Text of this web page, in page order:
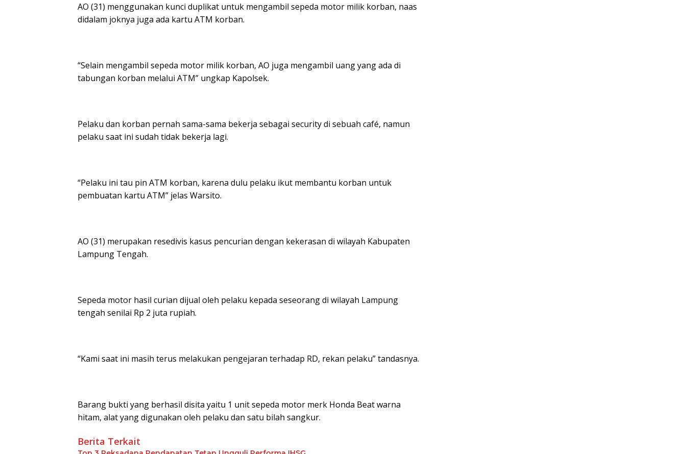
AO (31) menggunakan kunci duplikat untuk mengambil sepeda motor milik korban, naas
didalam joknya juga ada kartu ATM korban.
“Selain mengambil sepeda motor milik korban, AO juga mengambil uang yang ada di
tabungan korban melalui ATM” ungkap Kapolsek.
Pelaku dan korban pernah sama-sama bekerja sebagai security di sebuah café, namun
pelaku saat ini sudah tidak bekerja lagi.
“Pelaku ini tau pin ATM korban, karena dulu pelaku ikut membantu korban untuk
pembuatan kartu ATM” jelas Warsito.
AO (31) merupakan resedivis kasus pencurian dengan kekerasan di wilayah Kabupaten
Lampung Tengah.
Sepeda motor hasil curian dijual oleh pelaku kepada seseorang di wilayah Lampung
tengah senilai Rp 2 juta rupiah.
“Kami saat ini masih terus melakukan pengejaran terhadap RD, rekan pelaku” tandasnya.
Barang bukti yang berhasil disita yaitu 1 unit sepeda motor merk Honda Beat warna
hitam, alat yang digunakan oleh pelaku dan satu bilah sangkur.
Berita Terkait